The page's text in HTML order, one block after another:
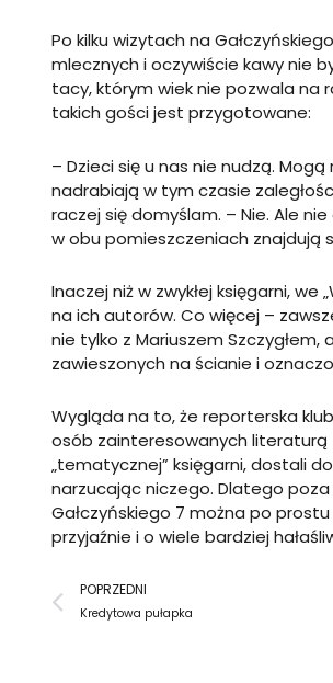
Po kilku wizytach na
mlecznych i oczywiście kawy nie
tacy, którym wiek nie pozwala na
takich gości jest przygotowane:
– Dzieci się u nas nie nudzą.
nadrabiają w tym czasie
raczej się domyślam. – Nie. Ale
w obu pomieszczeniach znajdują
Inaczej niż w zwykłej księgarni,
na ich autorów. Co więcej –
nie tylko z Mariuszem
zawieszonych na ścianie i
Wygląda na to, że reporterska
osób zainteresowanych
„tematycznej” księgarni, dostali
narzucając niczego. Dlatego
Gałczyńskiego 7 można po
przyjaźnie i o wiele bardziej
Prev
POPRZEDNI
Kredytowa pułapka